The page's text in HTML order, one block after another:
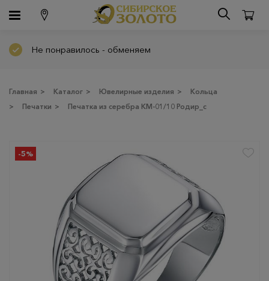
Не понравилось - обменяем
Главная > Каталог > Ювелирные изделия >
Кольца
>
Печатки > Печатка из серебра КМ-01/10 Родир_с
-5%